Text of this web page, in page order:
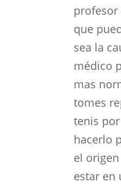
profesor
que
sea la
médico
mas
tomes
tenis
hacerlo
el
estar en